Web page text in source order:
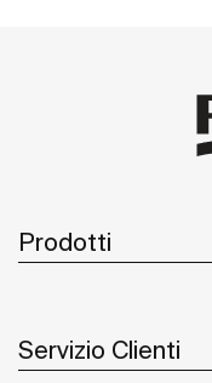
Prodotti
Servizio Clienti